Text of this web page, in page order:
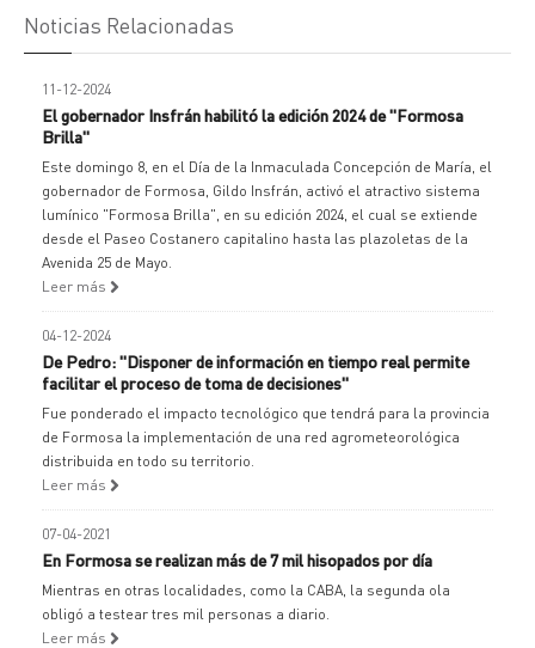
Noticias Relacionadas
11-12-2024
El gobernador Insfrán habilitó la edición 2024 de "Formosa
Brilla"
Este domingo 8, en el Día de la Inmaculada Concepción de María, el
gobernador de Formosa, Gildo Insfrán, activó el atractivo sistema
lumínico "Formosa Brilla", en su edición 2024, el cual se extiende
desde el Paseo Costanero capitalino hasta las plazoletas de la
Avenida 25 de Mayo.
Leer más
04-12-2024
De Pedro: "Disponer de información en tiempo real permite
facilitar el proceso de toma de decisiones"
Fue ponderado el impacto tecnológico que tendrá para la provincia
de Formosa la implementación de una red agrometeorológica
distribuida en todo su territorio.
Leer más
07-04-2021
En Formosa se realizan más de 7 mil hisopados por día
Mientras en otras localidades, como la CABA, la segunda ola
obligó a testear tres mil personas a diario.
Leer más